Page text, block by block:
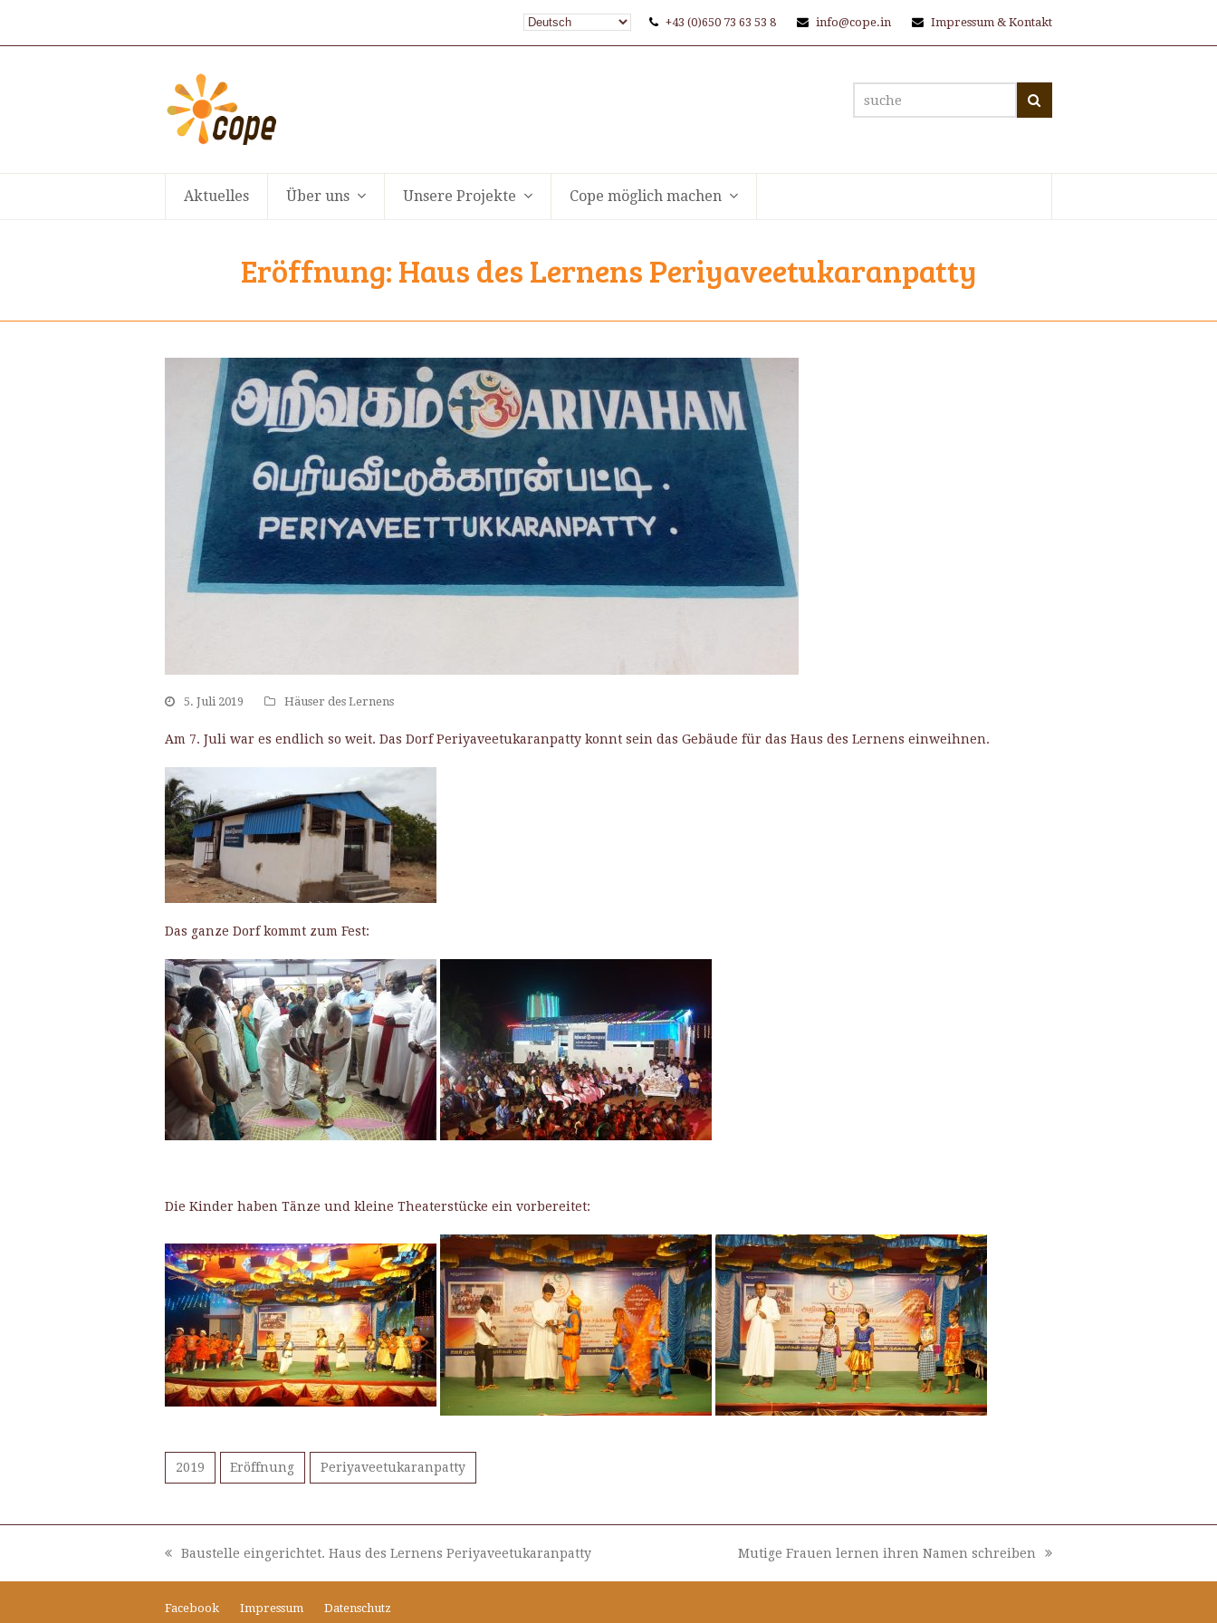
+43 (0)650 73 63 53 8 info@cope.in Impressum & Kontakt
suche
Aktuelles Über uns Unsere Projekte Cope möglich machen
Eröffnung: Haus des Lernens Periyaveetukaranpatty
5. Juli 2019 Häuser des Lernens
Am 7. Juli war es endlich so weit. Das Dorf Periyaveetukaranpatty konnt sein das Gebäude für das Haus des Lernens einweihnen.
Das ganze Dorf kommt zum Fest:
Die Kinder haben Tänze und kleine Theaterstücke ein vorbereitet:
2019 Eröffnung Periyaveetukaranpatty
vorheriger
Beitrag:
Baustelle eingerichtet. Haus des Lernens Periyaveetukaranpatty
Nächster
Beitrag:
Mutige Frauen lernen ihren Namen schreiben
Facebook Impressum Datenschutz